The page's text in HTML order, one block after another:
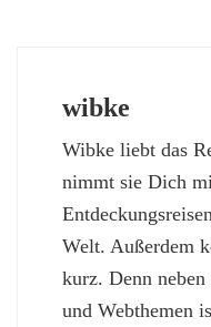
wibke
Wibke liebt das
nimmt sie Dich
Welt. Außerdem
kurz. Denn
und Webthemen